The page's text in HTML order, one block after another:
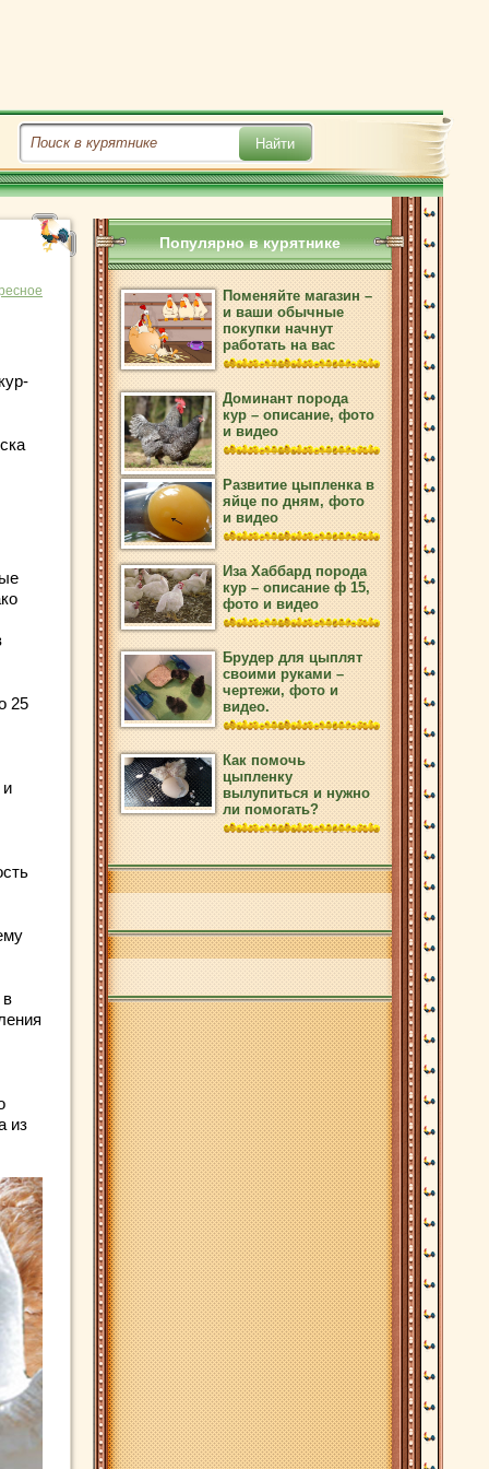
25
и
в
из
Популярно в курятнике
Поменяйте магазин –
и ваши обычные
покупки начнут
работать на вас
Доминант порода
кур – описание, фото
и видео
Развитие цыпленка в
яйце по дням, фото
и видео
Иза Хаббард порода
кур – описание ф 15,
фото и видео
Брудер для цыплят
своими руками –
чертежи, фото и
видео.
Как помочь
цыпленку
вылупиться и нужно
ли помогать?